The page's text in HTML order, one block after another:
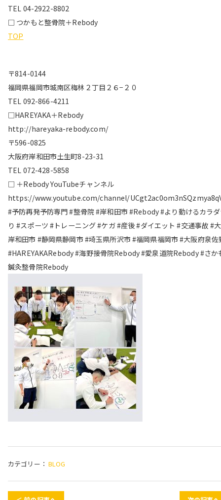
TEL 04-2922-8802
□ つかもと整骨院＋Rebody
TOP
〒814-0144
福岡県福岡市城南区梅林２丁目２６−２０
TEL 092-866-4211
□HAREYAKA＋Rebody
http://hareyaka-rebody.com/
〒596-0825
大阪府岸和田市土生町8-23-31
TEL 072-428-5858
□ ＋Rebody YouTubeチャンネル
https://www.youtube.com/channel/
#予防再発予防専門 #整骨院 #岸和田市 #Rebody #より動けるカラ
り #スポーツ #トレーニング #ケガ #産後 #ダイエット #交通事故 #
岸和田市 #静岡県静岡市 #埼玉県所沢市 #福岡県福岡市 #大阪府泉佐
#HAREYAKARebody #海野接骨院Rebody #愛泉道院Rebody #さか
鍼灸整骨院Rebody
カテゴリー： BLOG